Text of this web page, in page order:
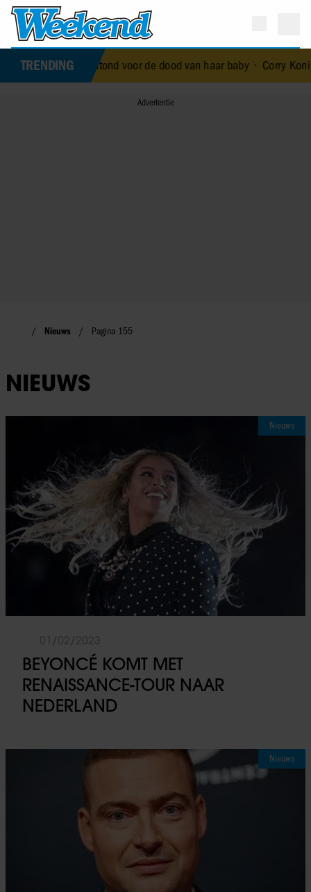
TRENDING
die terechtstond voor de dood van haar baby•Corry Konings gul
Nieuws Pagina 155
NIEUWS
Nieuws
BEYONCÉ KOMT MET
RENAISSANCE-TOUR NAAR
NEDERLAND
Nieuws